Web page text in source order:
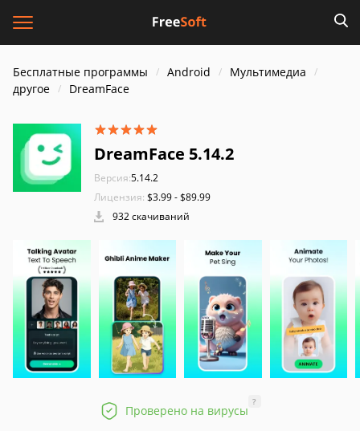
Бесплатные программы Android
Мультимедиа
другое
DreamFace
DreamFace 5.14.2
Версия:5.14.2
Лицензия: $3.99 - $89.99
932 скачиваний
Проверено на вирусы
?